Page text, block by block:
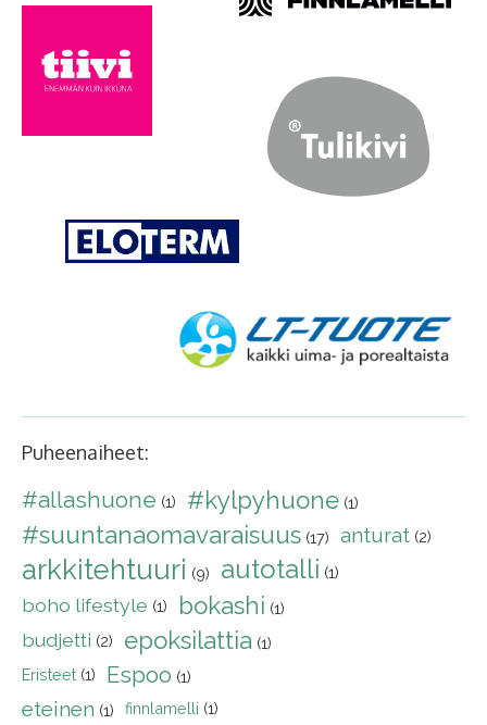
Puheenaiheet:
#allashuone (1) #kylpyhuone (1)
#suuntanaomavaraisuus (17) anturat (2)
arkkitehtuuri (9) autotalli (1)
boho lifestyle (1) bokashi (1)
budjetti (2) epoksilattia (1)
Eristeet (1) Espoo (1)
eteinen (1) finnlamelli (1)